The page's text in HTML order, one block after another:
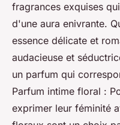
fragrances exquises
d'une aura enivrante.
essence délicate et
audacieuse et
un parfum qui
Parfum intime floral :
exprimer leur féminité